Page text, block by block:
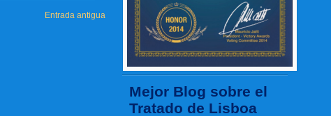
Mejor Blog sobre el
Tratado de Lisboa
Entrada antigua